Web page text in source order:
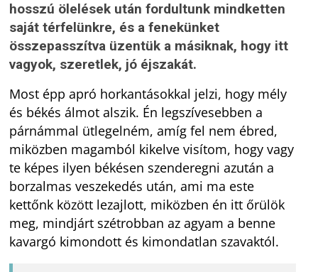
hosszú ölelések után fordultunk mindketten
saját térfelünkre, és a fenekünket
összepasszítva üzentük a másiknak, hogy itt
vagyok, szeretlek, jó éjszakát.
Most épp apró horkantásokkal jelzi, hogy mély
és békés álmot alszik. Én legszívesebben a
párnámmal ütlegelném, amíg fel nem ébred,
miközben magamból kikelve visítom, hogy vagy
te képes ilyen békésen szenderegni azután a
borzalmas veszekedés után, ami ma este
kettőnk között lezajlott, miközben én itt őrülök
meg, mindjárt szétrobban az agyam a benne
kavargó kimondott és kimondatlan szavaktól.